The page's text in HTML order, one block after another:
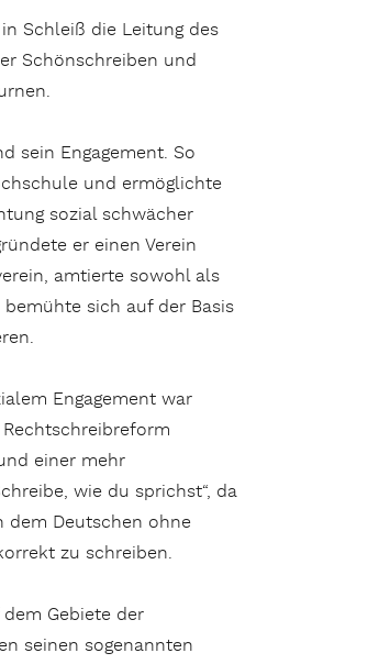
Schleiß die Leitung des
Schönschreiben und
sein Engagement. So
und ermöglichte
sozial schwächer
er einen Verein
amtierte sowohl als
sich auf der Basis
Engagement war
einer mehr
wie du sprichst“, da
dem Deutschen ohne
zu schreiben.
Gebiete der
seinen sogenannten